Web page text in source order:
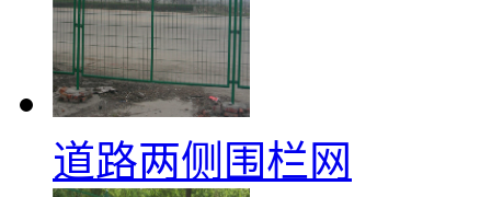
道路两侧围栏网